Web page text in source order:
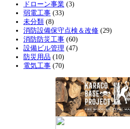
ドローン事業 (3)
弱電工事 (33)
未分類 (8)
消防設備保守点検＆改修 (29)
消防防災工事 (60)
設備ビル管理 (47)
防災用品 (10)
電気工事 (70)